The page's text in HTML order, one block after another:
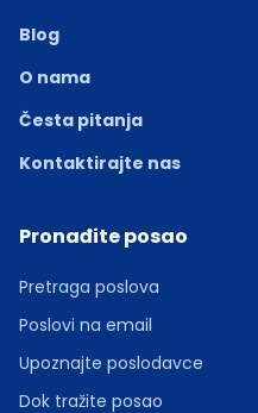
Blog
O nama
Česta pitanja
Kontaktirajte nas
Pronađite posao
Pretraga poslova
Poslovi na email
Upoznajte poslodavce
Dok tražite posao